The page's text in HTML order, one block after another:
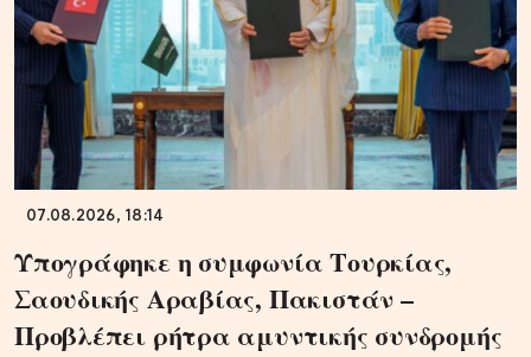
07.08.2026, 18:14
Υπογράφηκε η συμφωνία Τουρκίας,
Σαουδικής Αραβίας, Πακιστάν –
Προβλέπει ρήτρα αμυντικής συνδρομής